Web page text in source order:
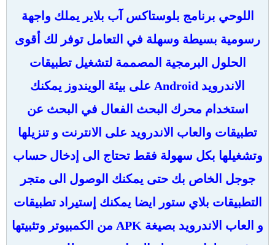
اللوحي برنامج بلوستاكس آب بلاير يملك واجهة
رسومية بسيطة وسهلة في التعامل توفر لك أقوى
الحلول البرمجية المصممة لتشغيل تطبيقات
الاندرويد Android على بيئة الويندوز يمكنك
استخدام محرك البحث الفعال في البحث عن
تطبيقات والعاب الاندرويد على الانترنت و تنزيلها
وتشغيلها بكل سهولة فقط تحتاج الى إدخال حساب
جوجل الخاص بك حتى يمكنك الوصول الى متجر
التطبيقات بلاي ستور ايضا يمكنك إستيراد تطبيقات
و العاب الاندرويد بصيغة APK من الكمبيوتر وتثبيتها